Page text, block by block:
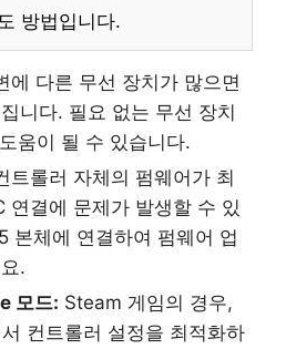
방법입니다.
에 다른 무선 장치가 많으면
니다. 필요 없는 무선 장치
움이 될 수 있습니다.
트롤러 자체의 펌웨어가 최
연결에 문제가 발생할 수 있
본체에 연결하여 펌웨어 업
.
모드: Steam 게임의 경우,
컨트롤러 설정을 최적화하